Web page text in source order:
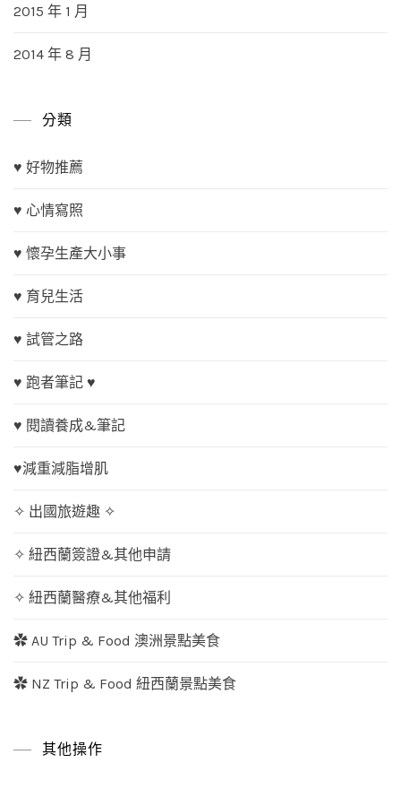
2015 年 1 月
2014 年 8 月
分類
♥ 好物推薦
♥ 心情寫照
♥ 懷孕生產大小事
♥ 育兒生活
♥ 試管之路
♥ 跑者筆記 ♥
♥ 閱讀養成&筆記
♥減重減脂增肌
✧ 出國旅遊趣 ✧
✧ 紐西蘭簽證&其他申請
✧ 紐西蘭醫療&其他福利
✿ AU Trip & Food 澳洲景點美食
✿ NZ Trip & Food 紐西蘭景點美食
其他操作